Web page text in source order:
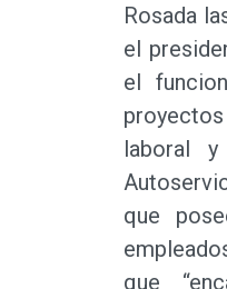
Rosada
el
el
laboral
que
que